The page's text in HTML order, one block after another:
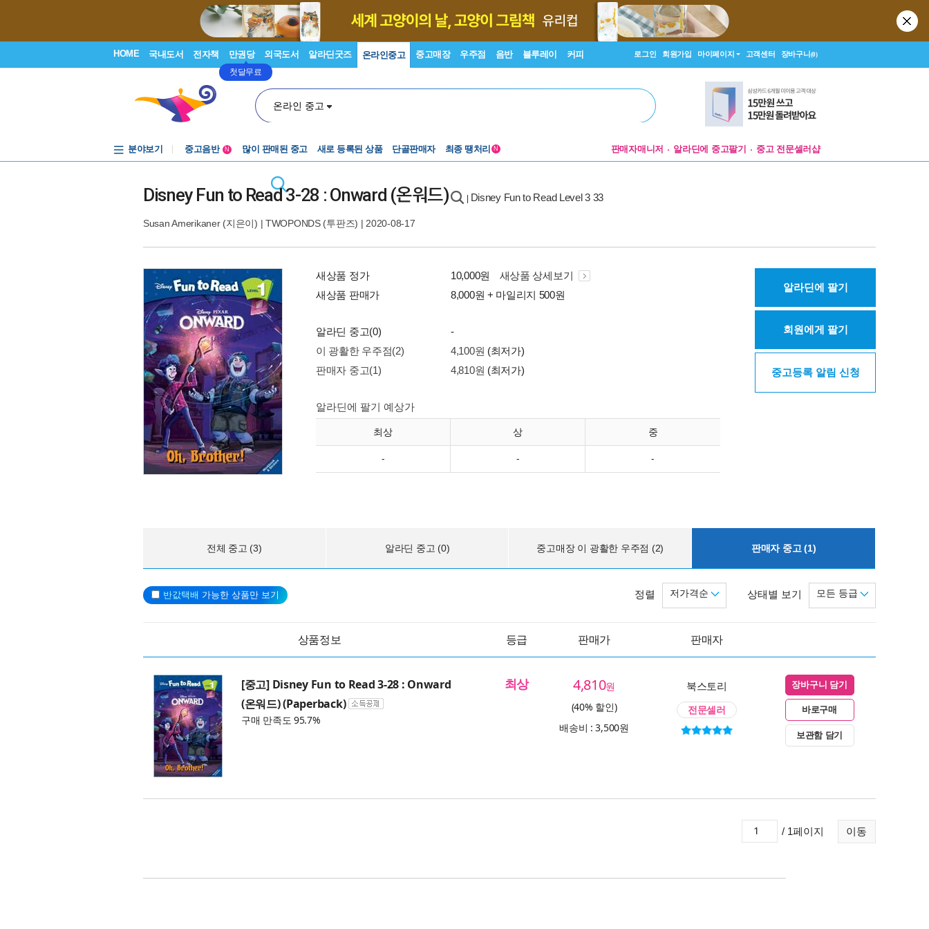
HOME 국내도서 전자책 만권당
첫달무료
외국도서 알라딘굿즈 온라인중고 중고매장 우주점 음반 블루레이 커피 로그인 회원가입 마이페이지 고객센터 장바구니(0)
온라인 중고
분야보기
중고음반
N 많이 판매된 중고 새로 등록된 상품 단골판매자 최종 땡처리 N 판매자매니저 알라딘에 중고팔기 중고 전문셀러샵
Disney Fun to Read 3-28 : Onward (온워드) Disney Fun to Read Level 3 33
Susan Amerikaner(지은이) |TWOPONDS (투판즈) | 2020-08-17
새상품 정가 10,000원
새상품 상세보기
새상품 판매가
8,000원 + 마일리지 500원
알라딘 중고(0)
-
이 광활한 우주점(2)
4,100원 (최저가)
판매자 중고(1)
4,810원 (최저가)
알라딘에 팔기 예상가
최상 상 중
- - -
알라딘에 팔기
회원에게 팔기
중고등록 알림 신청
전체 중고 (3) 알라딘 중고 (0) 중고매장 이 광활한 우주점 (2) 판매자 중고 (1)
반값택배 가능한 상품만 보기 상태별 보기 모든 등급
정렬 저가격순
상품정보 등급 판매가 판매자
[중고] Disney Fun to Read 3-28 : Onward
(온워드) (Paperback)
구매 만족도 95.7%
최상 4,810원
(40% 할인)
배송비 : 3,500원
북스토리
전문셀러
장바구니 담기
바로구매
보관함 담기
이동
/ 1페이지